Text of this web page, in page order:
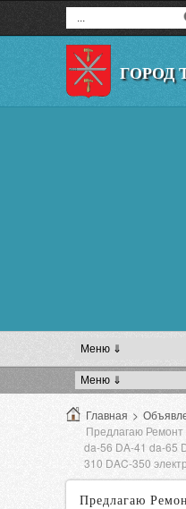
ГОРОД
Главная >
Предлагаю
da-56 DA-41 da-65
310 DAC-350
Предлагаю